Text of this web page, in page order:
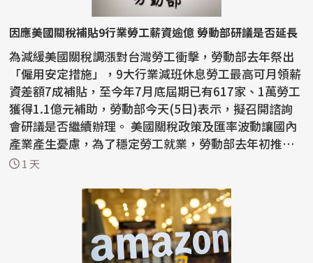
因應美國關稅補貼9行業勞工薪資逾億 勞動部研議是否延長
為減緩美國關稅調漲對台灣勞工衝擊，勞動部去年祭出
「僱用安定措施」，9大行業減班休息勞工最高可月領薪
資差額7成補貼，至今年7月底屆期已有617家、1萬勞工
獲得1.1億元補助，勞動部今天(5日)表示，擬召開諮詢
會研議是否繼續辦理。 美國關稅政策及匯率波動讓國內
產業產生憂慮，為了穩定勞工就業，勞動部去年初推動
僱...1 天